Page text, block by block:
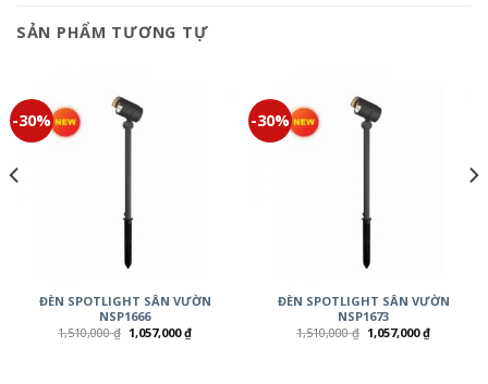
SẢN PHẨM TƯƠNG TỰ
-30%
ĐÈN SPOTLIGHT SÂN VƯỜN
NSP1666
1,510,000₫ 1,057,000₫
-30%
ĐÈN SPOTLIGHT SÂN VƯỜN
NSP1673
1,510,000₫ 1,057,000₫